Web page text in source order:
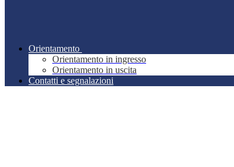
Orientamento
Orientamento in ingresso
Orientamento in uscita
Contatti e segnalazioni